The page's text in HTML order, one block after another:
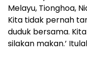
Melayu, Tionghoa,
Kita tidak pernah
duduk bersama.
silakan makan.’